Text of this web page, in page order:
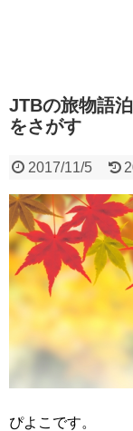
JTBの旅物語
をさがす
2017/11/5
ぴよこです。